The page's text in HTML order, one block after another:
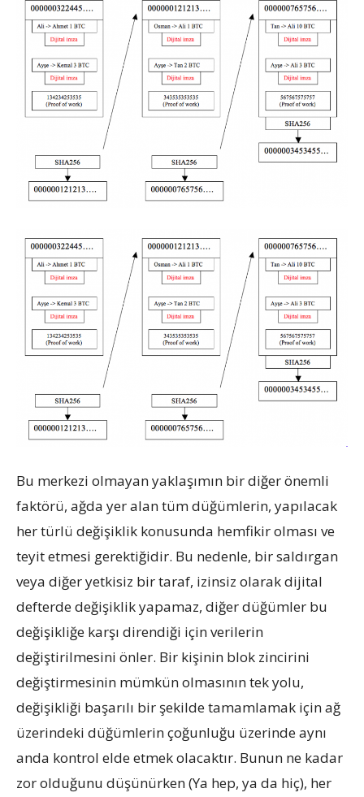
Bu merkezi olmayan yaklaşımın bir diğer önemli
faktörü, ağda yer alan tüm düğümlerin, yapılacak
her türlü değişiklik konusunda hemfikir olması ve
teyit etmesi gerektiğidir. Bu nedenle, bir saldırgan
veya diğer yetkisiz bir taraf, izinsiz olarak dijital
defterde değişiklik yapamaz, diğer düğümler bu
değişikliğe karşı direndiği için verilerin
değiştirilmesini önler. Bir kişinin blok zincirini
değiştirmesinin mümkün olmasının tek yolu,
değişikliği başarılı bir şekilde tamamlamak için ağ
üzerindeki düğümlerin çoğunluğu üzerinde aynı
anda kontrol elde etmek olacaktır. Bunun ne kadar
zor olduğunu düşünürken (Ya hep, ya da hiç), her